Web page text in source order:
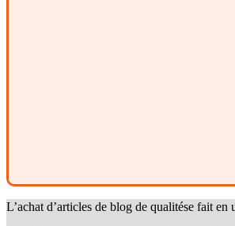
L’achat d’articles de blog de qualitése fait en